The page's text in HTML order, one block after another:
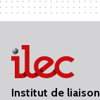
Institut de